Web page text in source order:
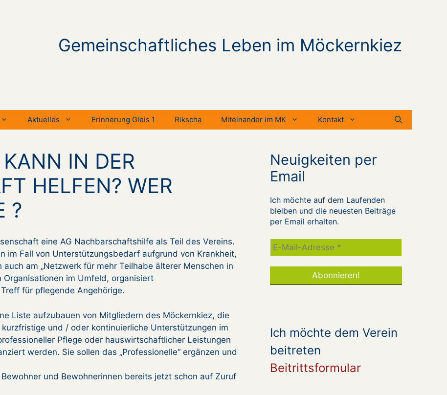
Gemeinschaftliches Leben im Möckernkiez
Aktuelles Erinnerung Gleis 1 Rikscha Miteinander im MK Kontakt
IN DER
HELFEN? WER
?
eine AG Nachbarschaftshilfe als Teil des Vereins.
im Fall von Unterstützungsbedarf aufgrund von Krankheit,
am „Netzwerk für mehr Teilhabe älterer Menschen in
Organisationen im Umfeld, organisiert
für pflegende Angehörige.
Liste aufzubauen von Mitgliedern des Möckernkiez, die
und / oder kontinuierliche Unterstützungen im
Pflege oder hauswirtschaftlicher Leistungen
werden. Sie sollen das „Professionelle“ ergänzen und
und Bewohnerinnen bereits jetzt schon auf Zuruf
Neuigkeiten per
Email
Ich möchte auf dem Laufenden
bleiben und die neuesten Beiträge
per Email erhalten.
Ich möchte dem Verein
beitreten
Beitrittsformular